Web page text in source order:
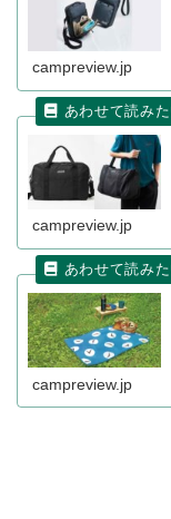
campreview.jp
campreview.jp
campreview.jp